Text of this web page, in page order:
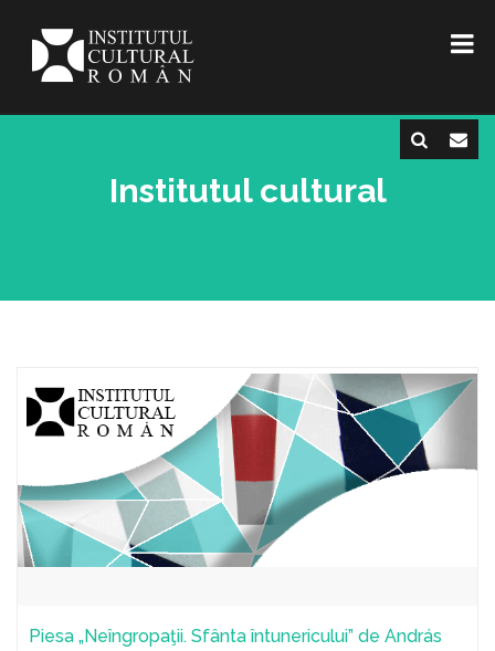
Institutul cultural
Piesa „Neîngropaţii. Sfânta întunericului” de András